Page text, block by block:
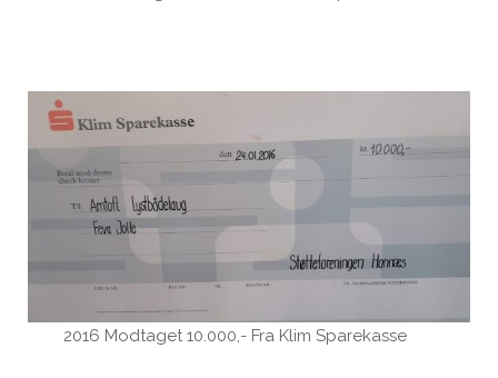
2016 Modtaget 10.000,- Fra Klim Sparekasse